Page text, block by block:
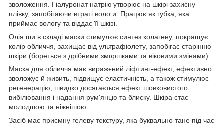
зволоження. Гіалуронат натрію утворює на шкірі захисну
плівку, запобігаючи втраті вологи. Працює як губка, яка
приймає вологу та віддає її шкірі.
Олія ши в складі маски стимулює синтез колагену, покращує
колір обличчя, захищає від ультрафіолету, запобігає старінню
шкіри (бореться з дрібними зморшками та віковими змінами).
Маска для обличчя має виражений ліфтинг-ефект, ефективно
зволожує й живить, підвищує еластичність, а також стимулює
регенерацію, швидко досягається ефект шовковистого
вибілювання і надання рум'янцю та блиску. Шкіра стає
молодшою та ніжнішою.
Засіб має приємну гелеву текстуру, яка буквально тане під час